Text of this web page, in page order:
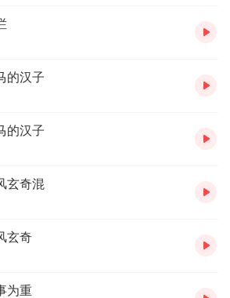
的汉子
的汉子
玄奇混
玄奇
为重